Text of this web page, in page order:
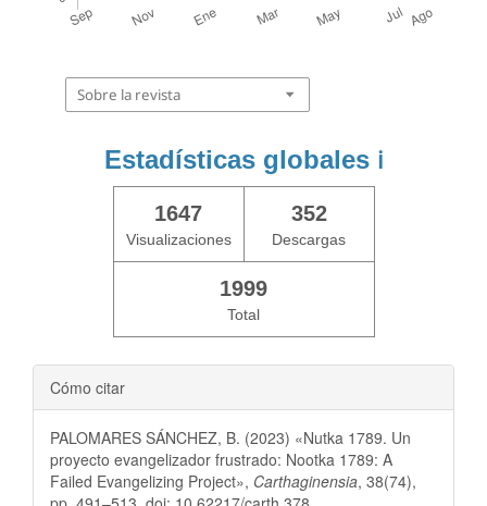
Sobre la revista
Estadísticas globales ℹ️
1647
Visualizaciones
352
Descargas
1999
Total
Cómo citar
PALOMARES SÁNCHEZ, B. (2023) «Nutka 1789. Un
proyecto evangelizador frustrado: Nootka 1789: A
Failed Evangelizing Project», Carthaginensia, 38(74),